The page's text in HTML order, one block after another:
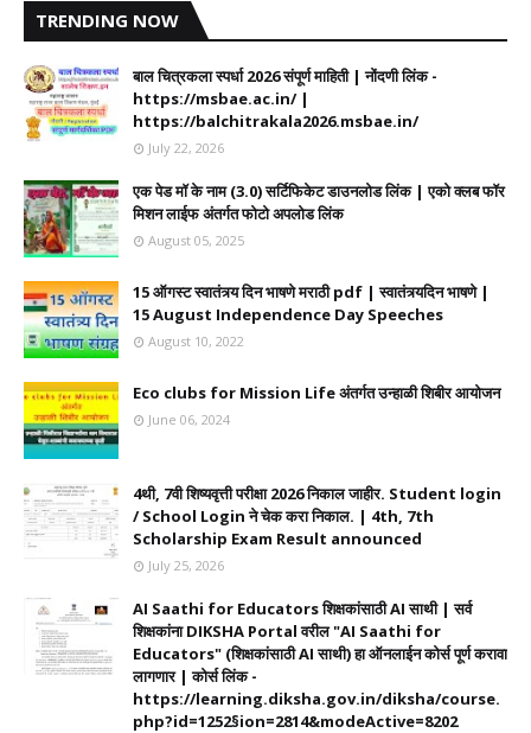
TRENDING NOW
बाल चित्रकला स्पर्धा 2026 संपूर्ण माहिती | नोंदणी लिंक -
https://msbae.ac.in/ |
https://balchitrakala2026.msbae.in/
July 22, 2026
एक पेड मॉ के नाम (3.0) सर्टिफिकेट डाउनलोड लिंक | एको क्लब फॉर
मिशन लाईफ अंतर्गत फोटो अपलोड लिंक
August 05, 2025
15 ऑगस्ट स्वातंत्र्य दिन भाषणे मराठी pdf | स्वातंत्र्यदिन भाषणे |
15 August Independence Day Speeches
August 10, 2022
Eco clubs for Mission Life अंतर्गत उन्हाळी शिबीर आयोजन
June 06, 2024
4थी, 7वी शिष्यवृत्ती परीक्षा 2026 निकाल जाहीर. Student login
/ School Login ने चेक करा निकाल. | 4th, 7th
Scholarship Exam Result announced
July 25, 2026
AI Saathi for Educators शिक्षकांसाठी AI साथी | सर्व
शिक्षकांना DIKSHA Portal वरील "AI Saathi for
Educators" (शिक्षकांसाठी AI साथी) हा ऑनलाईन कोर्स पूर्ण करावा
लागणार | कोर्स लिंक -
https://learning.diksha.gov.in/diksha/course.
php?id=1252§ion=2814&modeActive=8202